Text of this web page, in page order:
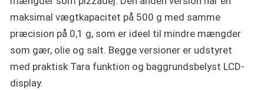
maksimal vægtkapacitet på 500 g med samme
præcision på 0,1 g, som er ideel til mindre mængder
som gær, olie og salt. Begge versioner er udstyret
med praktisk Tara funktion og baggrundsbelyst LCD-
display.